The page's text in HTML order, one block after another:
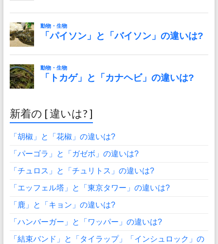
新着の [ 違いは? ]
「胡椒」と「花椒」の違いは?
「パーゴラ」と「ガゼボ」の違いは?
「チュロス」と「チュリトス」の違いは?
「エッフェル塔」と「東京タワー」の違いは?
「鹿」と「キョン」の違いは?
「ハンバーガー」と「ワッパー」の違いは?
「結束バンド」と「タイラップ」「インシュロック」の